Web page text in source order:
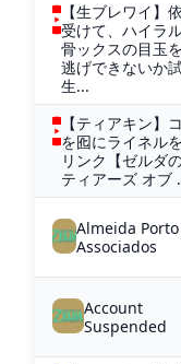
【生ブレワイ】
受けて、ハイラ
骨ックスの目玉
逃げできないか
生...
【ティアキン】
を囮にライネル
リンク【ゼルダ
ティアーズ オブ
Almeida
Associados
Account
Suspended